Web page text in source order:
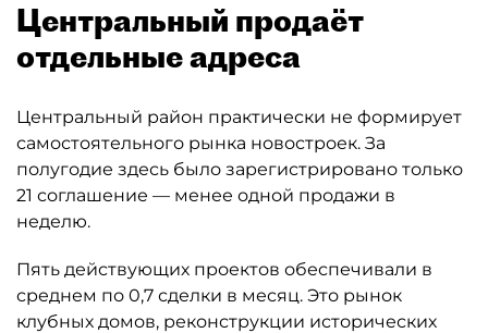
Центральный продаёт
отдельные адреса
Центральный район практически не формирует
самостоятельного рынка новостроек. За
полугодие здесь было зарегистрировано только
21 соглашение — менее одной продажи в
неделю.
Пять действующих проектов обеспечивали в
среднем по 0,7 сделки в месяц. Это рынок
клубных домов, реконструкции исторических